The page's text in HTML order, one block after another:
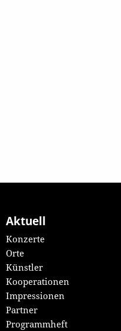
Aktuell
Konzerte
Orte
Künstler
Kooperationen
Impressionen
Partner
Programmheft